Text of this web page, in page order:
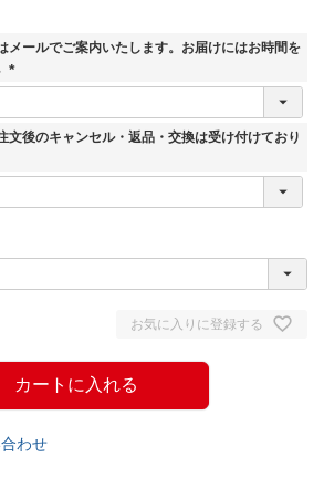
メールでご案内いたします。お届けにはお時間を
(
須
文後のキャンセル・返品・交換は受け付けており
お気に入りに登録する
カートに入れる
わせ